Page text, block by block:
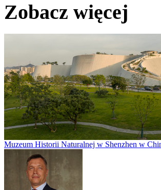
Zobacz więcej
Muzeum Historii Naturalnej w Shenzhen w